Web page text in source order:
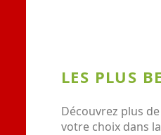
LES PLUS
Découvrez plus
votre choix dans